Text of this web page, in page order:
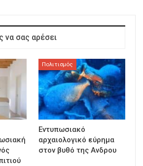
να σας αρέσει
Πολιτισμός
Εντυπωσιακό
αρχαιολογικό εύρημα
στον βυθό της Ανδρου